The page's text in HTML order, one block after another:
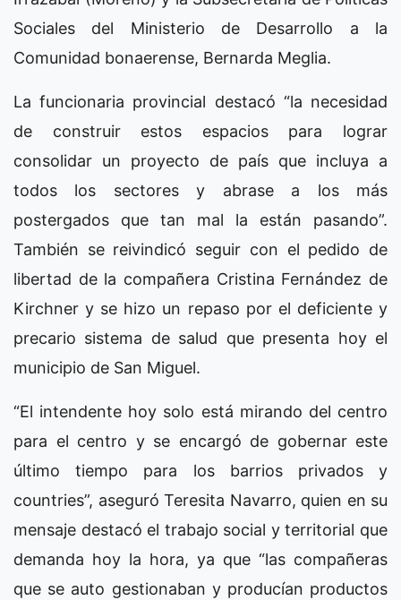
Sociales del Ministerio de Desarrollo a la
Comunidad bonaerense, Bernarda Meglia.
La funcionaria provincial destacó “la necesidad
de construir estos espacios para lograr
consolidar un proyecto de país que incluya a
todos los sectores y abrase a los más
postergados que tan mal la están pasando”.
También se reivindicó seguir con el pedido de
libertad de la compañera Cristina Fernández de
Kirchner y se hizo un repaso por el deficiente y
precario sistema de salud que presenta hoy el
municipio de San Miguel.
“El intendente hoy solo está mirando del centro
para el centro y se encargó de gobernar este
último tiempo para los barrios privados y
countries”, aseguró Teresita Navarro, quien en su
mensaje destacó el trabajo social y territorial que
demanda hoy la hora, ya que “las compañeras
que se auto gestionaban y producían productos